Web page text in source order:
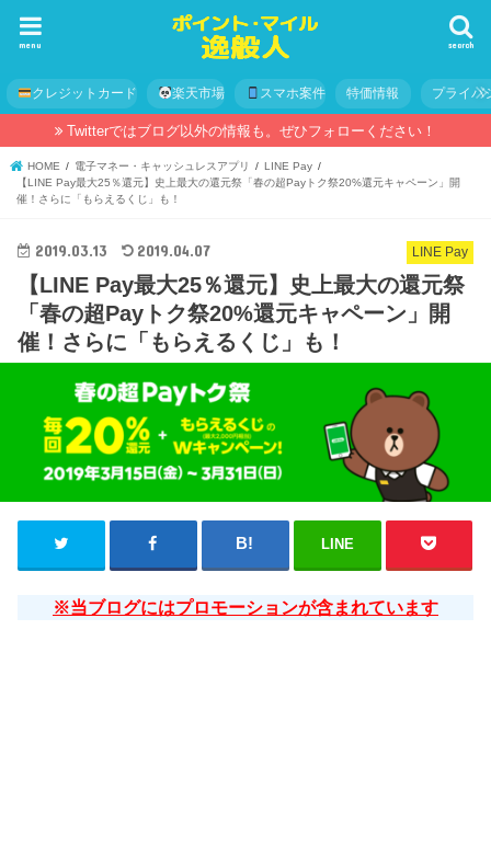
search
menu
クレジットカード 楽天市場 スマホ案件 特価情報 プライバ
Twitterではブログ以外の情報も。ぜひフォローください！
HOME 電子マネー・キャッシュレスアプリ
LINE Pay
【LINE Pay最大25％還元】史上最大の還元祭「春の超Payトク祭20%還元キャペーン」開
催！さらに「もらえるくじ」も！
LINE Pay
2019.03.13 2019.04.07
【LINE Pay最大25％還元】史上最大の還元祭
「春の超Payトク祭20%還元キャペーン」開
催！さらに「もらえるくじ」も！
LINE
※当ブログにはプロモーションが含まれています